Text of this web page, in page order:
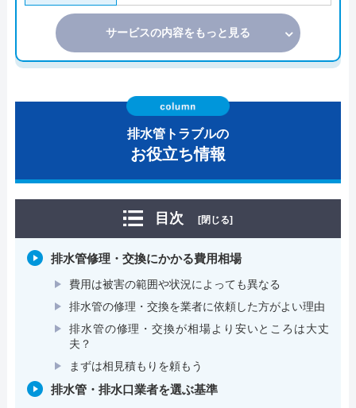
サービスの内容をもっと見る
排水管トラブルの
お役立ち情報
目次 [閉じる]
排水管修理・交換にかかる費用相場
費用は被害の範囲や状況によっても異なる
排水管の修理・交換を業者に依頼した方がよい理由
排水管の修理・交換が相場より安いところは大丈
夫？
まずは相見積もりを頼もう
排水管・排水口業者を選ぶ基準